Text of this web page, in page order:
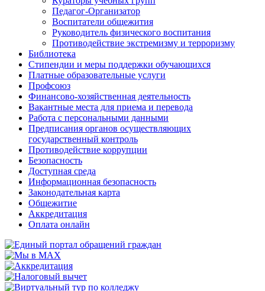
Педагог-Организатор
Воспитатели общежития
Руководитель физического воспитания
Противодействие экстремизму и терроризму
Библиотека
Стипендии и меры поддержки обучающихся
Платные образовательные услуги
Профсоюз
Финансово-хозяйственная деятельность
Вакантные места для приема и перевода
Работа с персональными данными
Предписания органов осуществляющих
государственный контроль
Противодействие коррупции
Безопасность
Доступная среда
Информационная безопасность
Законодательная карта
Общежитие
Аккредитация
Оплата онлайн